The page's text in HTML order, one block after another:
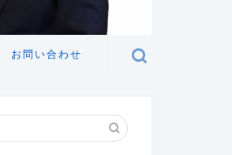
お問い合わせ